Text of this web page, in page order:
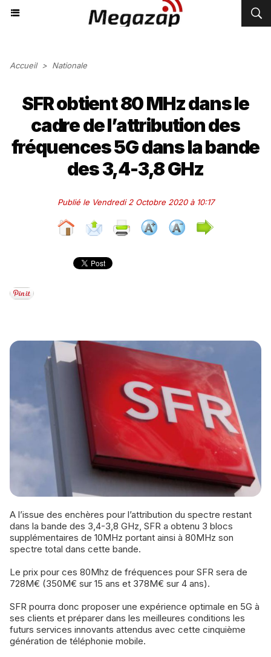
Accueil > Nationale
SFR obtient 80 MHz dans le
cadre de l’attribution des
fréquences 5G dans la bande
des 3,4-3,8 GHz
Publié le Vendredi 2 Octobre 2020 à 10:17
A l’issue des enchères pour l’attribution du spectre restant
dans la bande des 3,4-3,8 GHz, SFR a obtenu 3 blocs
supplémentaires de 10MHz portant ainsi à 80MHz son
spectre total dans cette bande.
Le prix pour ces 80Mhz de fréquences pour SFR sera de
728M€ (350M€ sur 15 ans et 378M€ sur 4 ans).
SFR pourra donc proposer une expérience optimale en 5G à
ses clients et préparer dans les meilleures conditions les
futurs services innovants attendus avec cette cinquième
génération de téléphonie mobile.